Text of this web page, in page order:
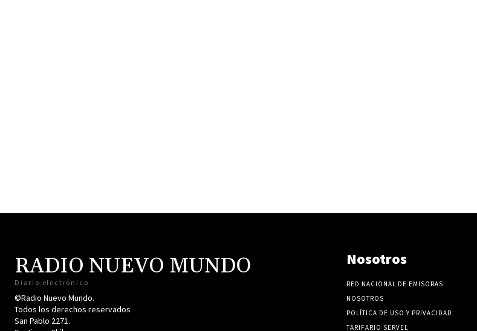
RADIO NUEVO MUNDO
Diario electrónico
©Radio Nuevo Mundo.
Todos los derechos reservados
San Pablo 2271.
Nosotros
RED NACIONAL DE EMISORAS
NOSOTROS
POLÍTICA DE USO Y PRIVACIDAD
TARIFARIO SERVEL